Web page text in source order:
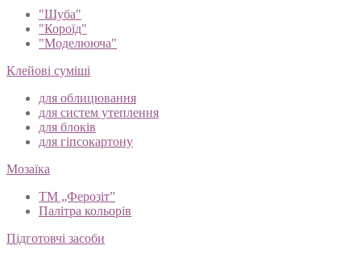
"Шуба"
"Короїд"
"Моделююча"
Клейові суміші
для облицювання
для систем утеплення
для блоків
для гіпсокартону
Мозаїка
ТМ „Ферозіт”
Палітра кольорів
Підготовчі засоби